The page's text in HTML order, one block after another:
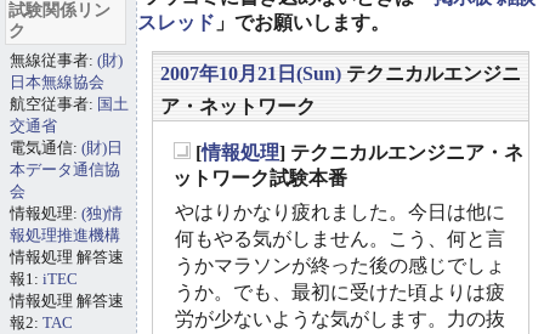
スレッド 」でお願いします。
2007年10月21日(Sun) テクニカルエンジニ
ア・ネットワーク
[情報処理] テクニカルエンジニア・ネ
ットワーク試験本番
やはりかなり疲れました。今日は他に
何もやる気がしません。こう、何と言
うかマラソンが終った後の感じでしょ
うか。でも、最初に受けた頃よりは疲
労が少ないような気がします。力の抜
試験関係リン
ク
無線従事者: (財)
日本無線協会
航空従事者: 国土
交通省
電気通信: (財)日
本データ通信協
会
情報処理: (独)情
報処理推進機構
情報処理 解答速
報1: iTEC
情報処理 解答速
報2: TAC